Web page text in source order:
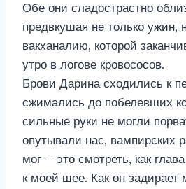
Обе они сладострастно
предвкушая не только ужин,
вакханалию, которой
утро в логове кровососов.
Брови Дарина сходились к
сжимались до побелевших
сильные руки не могли
опутывали нас, вампирских
мог – это смотреть, как
к моей шее. Как он задирает